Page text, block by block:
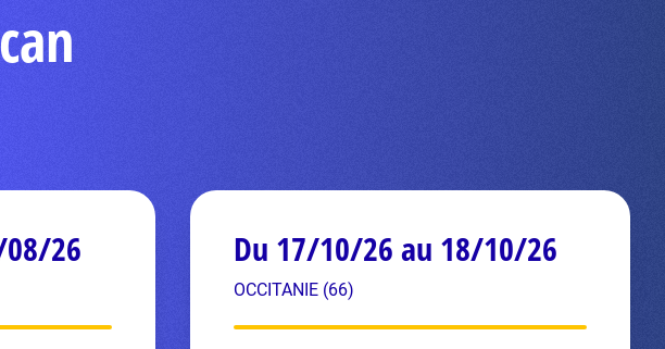
26 Du 17/10/26 au 18/10/26
OCCITANIE (66)